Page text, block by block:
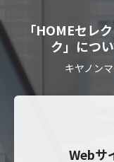
「HOMEセレ
ク」につ
キヤノン
Webサ